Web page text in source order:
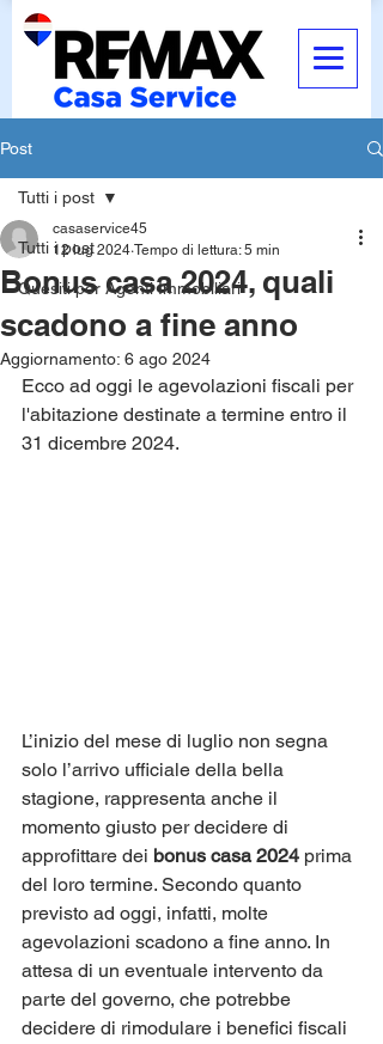
Post
Tutti i post
Quesiti per Agenti Immobiliari
Tutti i post
Bonus casa 2024, quali
scadono a fine anno
casaservice45
12 lug 2024 Tempo di lettura: 5 min
Aggiornamento: 6 ago 2024
Ecco ad oggi le agevolazioni fiscali per
l'abitazione destinate a termine entro il
31 dicembre 2024.
L’inizio del mese di luglio non segna
solo l’arrivo ufficiale della bella
stagione, rappresenta anche il
momento giusto per decidere di
approfittare dei bonus casa 2024 prima
del loro termine. Secondo quanto
previsto ad oggi, infatti, molte
agevolazioni scadono a fine anno. In
attesa di un eventuale intervento da
parte del governo, che potrebbe
decidere di rimodulare i benefici fiscali